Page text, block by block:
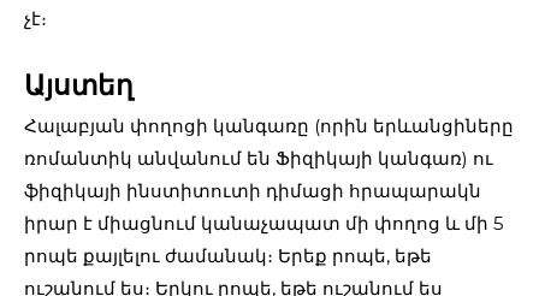
չէ։
Այստեղ
Հալաբյան փողոցի կանգառը (որին երևանցիները
ռոմանտիկ անվանում են Ֆիզիկայի կանգառ) ու
ֆիզիկայի ինստիտուտի դիմացի հրապարակն
իրար է միացնում կանաչապատ մի փողոց և մի 5
րոպե քայլելու ժամանակ։ Երեք րոպե, եթե
ուշանում ես։ Երկու րոպե, եթե ուշանում ես